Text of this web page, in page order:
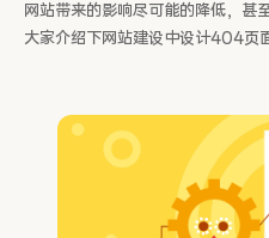
网站带来的影响尽可能的降低，甚
大家介绍下网站建设中设计404页